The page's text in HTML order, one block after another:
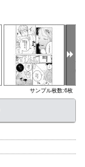
サンプル枚数:6枚